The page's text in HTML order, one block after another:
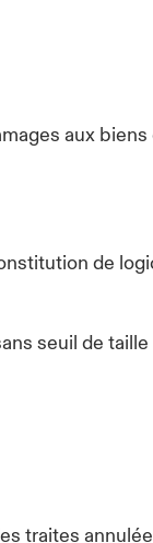
aux biens
de
seuil de taille
traites